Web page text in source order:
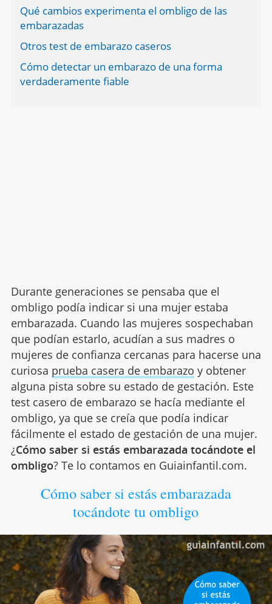
Qué cambios experimenta el ombligo de las
embarazadas
Otros test de embarazo caseros
Cómo detectar un embarazo de una forma
verdaderamente fiable
Durante generaciones se pensaba que el
ombligo podía indicar si una mujer estaba
embarazada. Cuando las mujeres sospechaban
que podían estarlo, acudían a sus madres o
mujeres de confianza cercanas para hacerse una
curiosa prueba casera de embarazo y obtener
alguna pista sobre su estado de gestación. Este
test casero de embarazo se hacía mediante el
ombligo, ya que se creía que podía indicar
fácilmente el estado de gestación de una mujer.
¿Cómo saber si estás embarazada tocándote el
ombligo? Te lo contamos en Guiainfantil.com.
Cómo saber si estás embarazada
tocándote tu ombligo